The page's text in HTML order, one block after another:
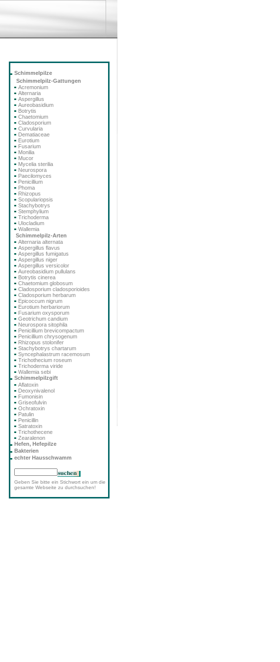
Schimmelpilze
Schimmelpilz-Gattungen
Acremonium
Alternaria
Aspergillus
Aureobasidium
Botrytis
Chaetomium
Cladosporium
Curvularia
Dematiaceae
Eurotium
Fusarium
Monilia
Mucor
Mycelia sterilia
Neurospora
Paecilomyces
Penicillium
Phoma
Rhizopus
Scopulariopsis
Stachybotrys
Stemphylium
Trichoderma
Ulocladium
Wallemia
Schimmelpilz-Arten
Alternaria alternata
Aspergillus flavus
Aspergillus fumigatus
Aspergillus niger
Aspergillus versicolor
Aureobasidium pullulans
Botrytis cinerea
Chaetomium globosum
Cladosporium cladosporioides
Cladosporium herbarum
Epicoccum nigrum
Eurotium herbariorum
Fusarium oxysporum
Geotrichum candium
Neurospora sitophila
Penicillium brevicompactum
Penicillium chrysogenum
Rhizopus stolonifer
Stachybotrys chartarum
Syncephalastrum racemosum
Trichothecium roseum
Trichoderma viride
Wallemia sebi
Schimmelpilzgift
Aflatoxin
Deoxynivalenol
Fumonisin
Griseofulvin
Ochratoxin
Patulin
Penicillin
Satratoxin
Trichothecene
Zearalenon
Hefen, Hefepilze
Bakterien
echter Hausschwamm
Geben Sie bitte ein Stichwort ein um die
gesamte Webseite zu durchsuchen!